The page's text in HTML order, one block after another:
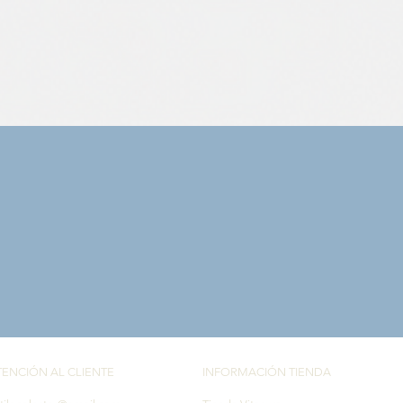
AL CLIENTE INFORMACIÓN TIENDA